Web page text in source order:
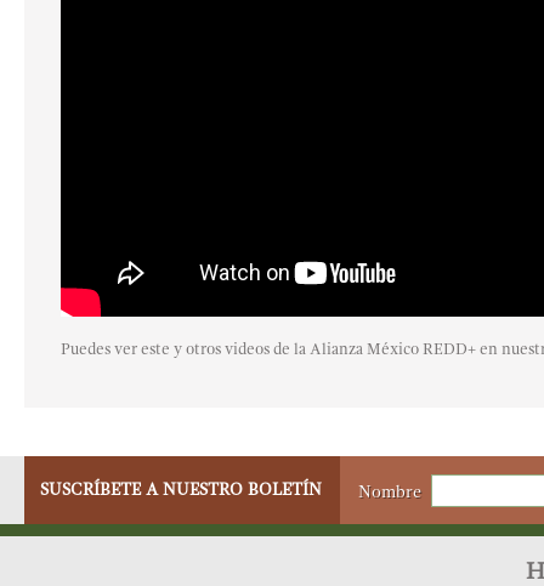
Puedes ver este y otros videos de la Alianza México REDD+ en
SUSCRÍBETE A NUESTRO BOLETÍN Nombre